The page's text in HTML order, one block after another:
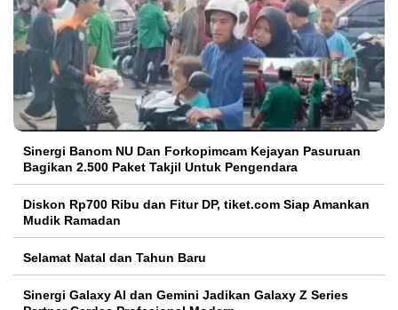
Sinergi Banom NU Dan Forkopimcam Kejayan Pasuruan
Bagikan 2.500 Paket Takjil Untuk Pengendara
Diskon Rp700 Ribu dan Fitur DP, tiket.com Siap Amankan
Mudik Ramadan
Selamat Natal dan Tahun Baru
Sinergi Galaxy AI dan Gemini Jadikan Galaxy Z Series